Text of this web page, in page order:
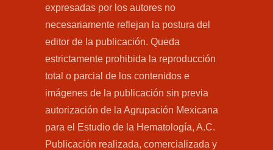
expresadas por los autores no
necesariamente reflejan la postura del
editor de la publicación. Queda
estrictamente prohibida la reproducción
total o parcial de los contenidos e
imágenes de la publicación sin previa
autorización de la Agrupación Mexicana
para el Estudio de la Hematología, A.C.
Publicación realizada, comercializada y